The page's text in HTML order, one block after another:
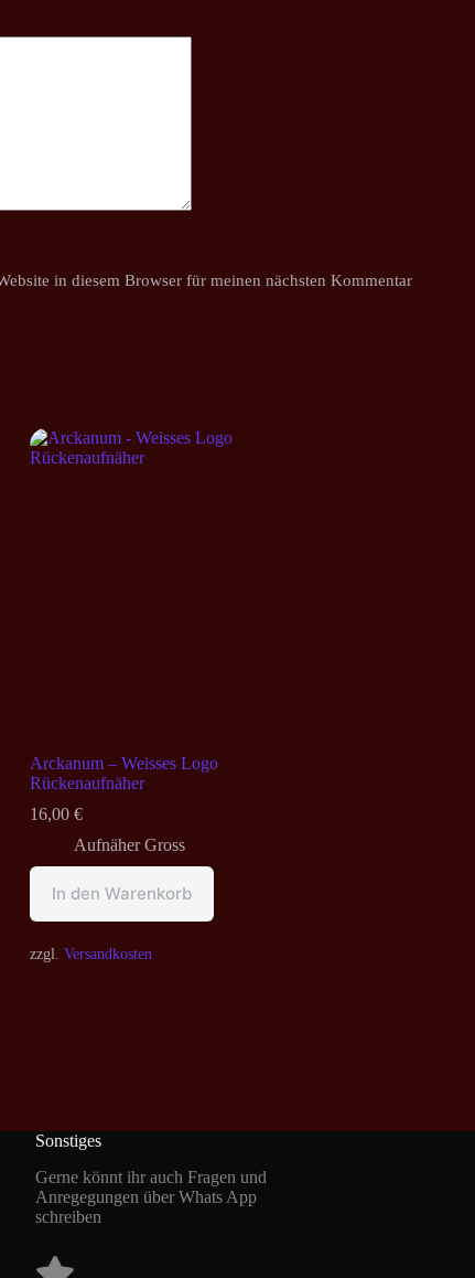
in diesem Browser für meinen nächsten Kommentar
Arckanum – Weisses Logo
Rückenaufnäher
16,00 €
Aufnäher Gross
In den Warenkorb
zzgl. Versandkosten
Sonstiges
Gerne könnt ihr auch Fragen und
Anregegungen über Whats App
schreiben